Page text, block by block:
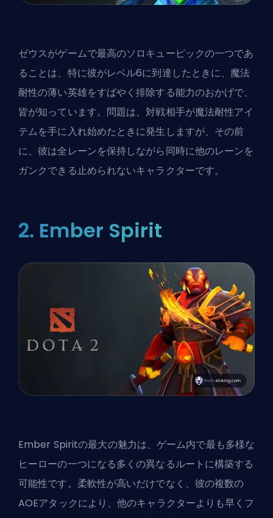
ゼウスがゲームで最高のソロキューピックの一つであ
ることは、特に彼がレベル6に到達したときに、魔法
耐性の薄い英雄をすばやく排除する能力のおかげで、
皆が知っています。問題は、対戦相手が魔法耐性アイ
テムを手に入れ始めたときに発生しますが、その前
に、彼は全レーンを保持しながら同時に他のレーンを
ガンクできる止められないキャラクターです。
2. Ember Spirit
Ember Spiritの最大の魅力は、ゲーム内で最も多様な
ヒーローの一つになる多くの異なるルートに構築する
可能性です。柔軟性が高いだけでなく、彼の複数の
AOEアタックにより、他のキャラクターよりも早くフ